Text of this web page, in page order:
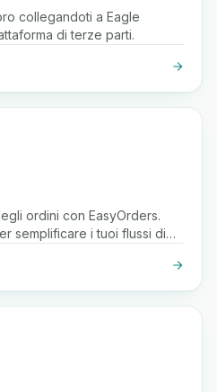
collegandoti a Eagle
di terze parti.
ordini con EasyOrders.
semplificare i tuoi flussi di